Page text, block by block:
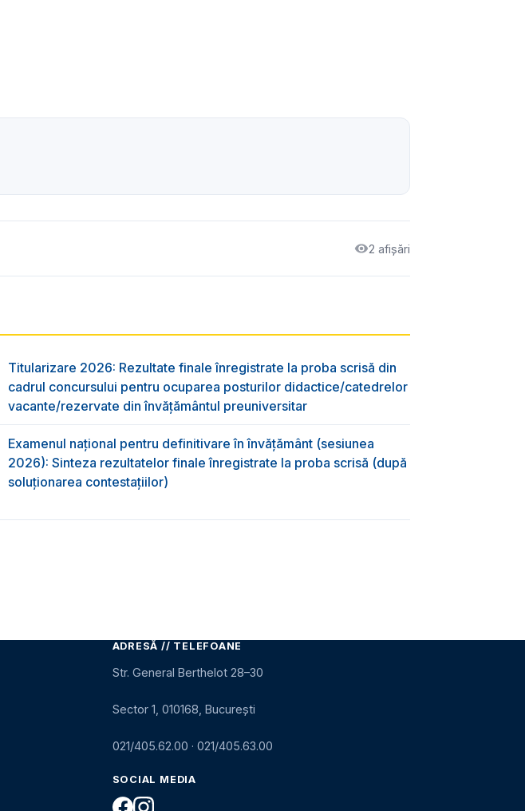
2 afișări
Titularizare 2026: Rezultate finale înregistrate la proba scrisă din
cadrul concursului pentru ocuparea posturilor didactice/catedrelor
vacante/rezervate din învăţământul preuniversitar
Examenul național pentru definitivare în învățământ (sesiunea
2026): Sinteza rezultatelor finale înregistrate la proba scrisă (după
soluționarea contestațiilor)
ADRESĂ // TELEFOANE
Str. General Berthelot 28–30
Sector 1, 010168, București
021/405.62.00 · 021/405.63.00
SOCIAL MEDIA